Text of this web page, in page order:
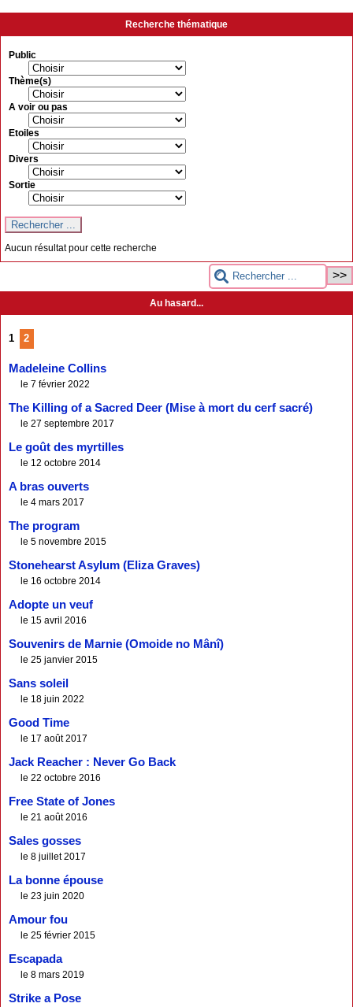
Recherche thématique
Public
Thème(s)
A voir ou pas
Etoiles
Divers
Sortie
Aucun résultat pour cette recherche
Au hasard...
1 2
Madeleine Collins
le 7 février 2022
The Killing of a Sacred Deer (Mise à mort du cerf sacré)
le 27 septembre 2017
Le goût des myrtilles
le 12 octobre 2014
A bras ouverts
le 4 mars 2017
The program
le 5 novembre 2015
Stonehearst Asylum (Eliza Graves)
le 16 octobre 2014
Adopte un veuf
le 15 avril 2016
Souvenirs de Marnie (Omoide no Mânî)
le 25 janvier 2015
Sans soleil
le 18 juin 2022
Good Time
le 17 août 2017
Jack Reacher : Never Go Back
le 22 octobre 2016
Free State of Jones
le 21 août 2016
Sales gosses
le 8 juillet 2017
La bonne épouse
le 23 juin 2020
Amour fou
le 25 février 2015
Escapada
le 8 mars 2019
Strike a Pose